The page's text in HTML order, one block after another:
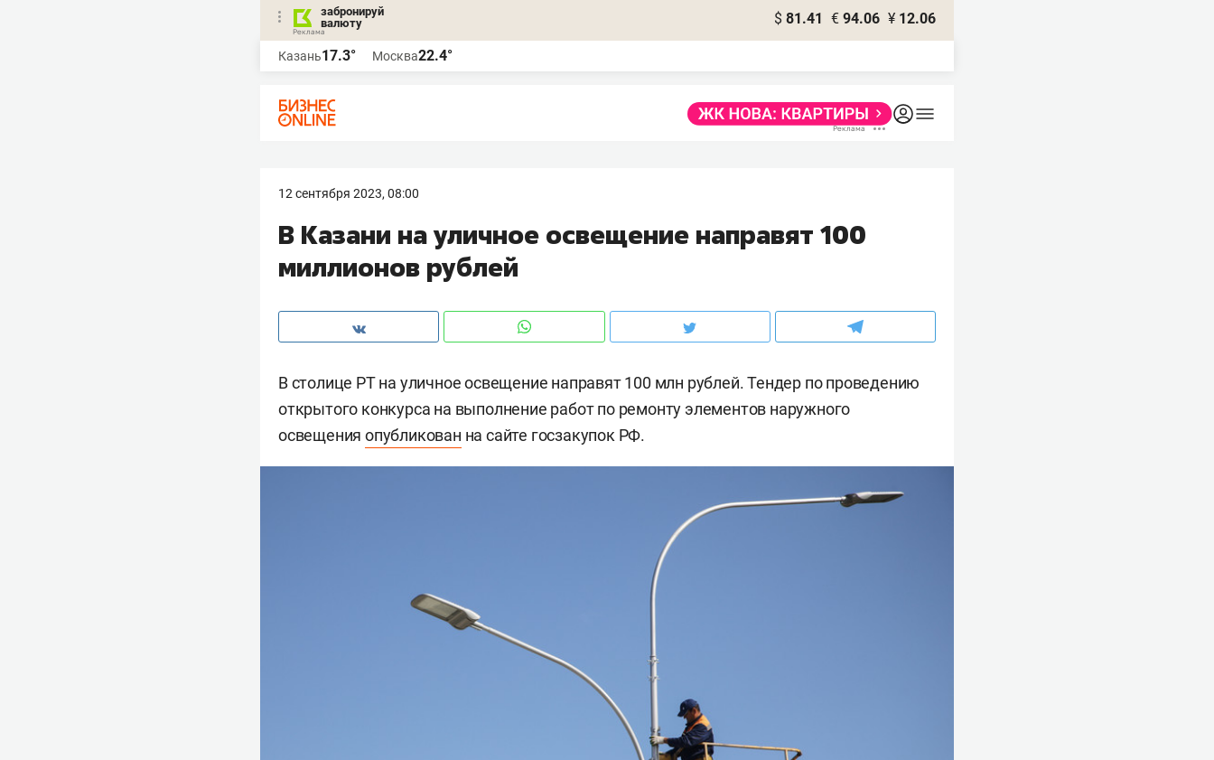
забронируй
валюту
$ 81.41 € 94.06 ¥ 12.06
Казань17.3° Москва22.4°
12 сентября 2023, 08:00
В Казани на уличное освещение направят 100
миллионов рублей
В столице РТ на уличное освещение направят 100 млн рублей. Тендер по проведению
открытого конкурса на выполнение работ по ремонту элементов наружного
освещенияопубликован на сайте госзакупок РФ.